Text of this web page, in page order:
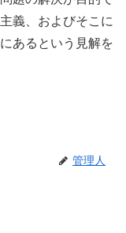
義、およびそこに
あるという見解を
管理人